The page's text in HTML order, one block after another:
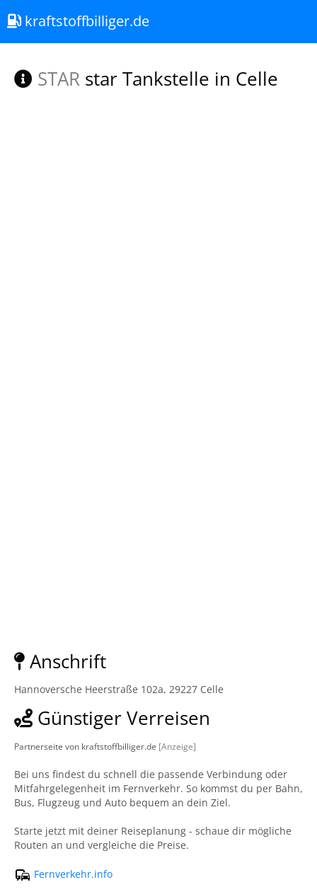
kraftstoffbilliger.de
STAR star Tankstelle in Celle
Anschrift
Hannoversche Heerstraße 102a, 29227 Celle
Günstiger Verreisen
Partnerseite von kraftstoffbilliger.de [Anzeige]
Bei uns findest du schnell die passende Verbindung oder
Mitfahrgelegenheit im Fernverkehr. So kommst du per Bahn,
Bus, Flugzeug und Auto bequem an dein Ziel.
Starte jetzt mit deiner Reiseplanung - schaue dir mögliche
Routen an und vergleiche die Preise.
Fernverkehr.info